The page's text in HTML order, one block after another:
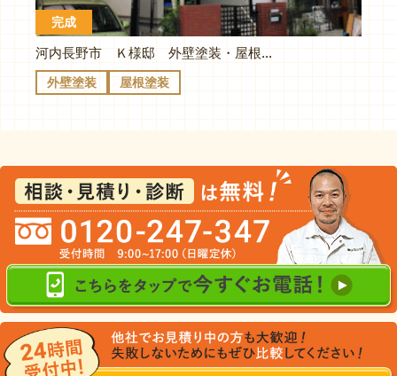
完成
河内長野市 Ｋ様邸 外壁塗装・屋根塗装
外壁塗装 屋根塗装